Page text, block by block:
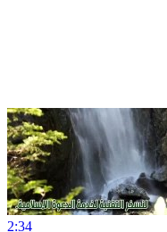
2:34